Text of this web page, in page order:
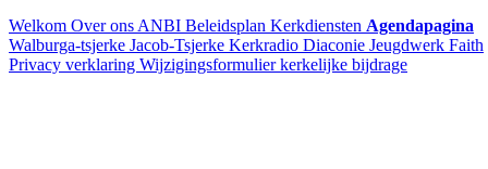
Welkom Over ons ANBI Beleidsplan Kerkdiensten Agendapagina
Walburga-tsjerke Jacob-Tsjerke Kerkradio Diaconie Jeugdwerk Faith
Privacy verklaring Wijzigingsformulier kerkelijke bijdrage